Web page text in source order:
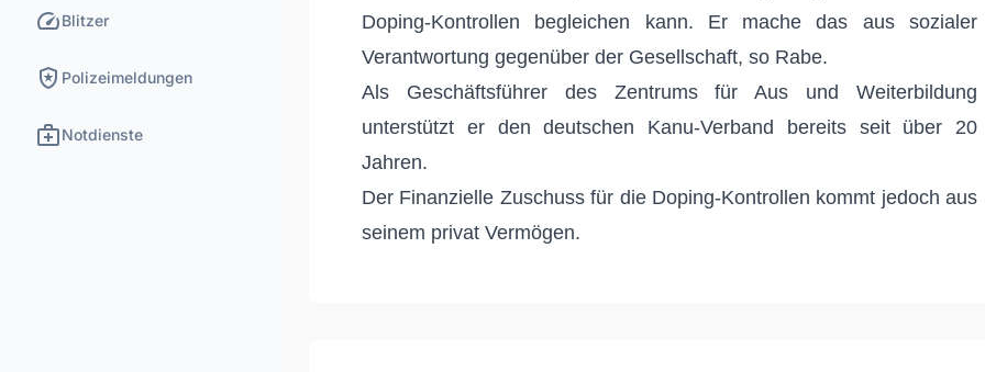
speedBlitzer
local_police Polizeimeldungen
medical_servicesNotdienste
Doping-Kontrollen begleichen kann. Er mache das aus sozialer
Verantwortung gegenüber der Gesellschaft, so Rabe.
Als Geschäftsführer des Zentrums für Aus und Weiterbildung
unterstützt er den deutschen Kanu-Verband bereits seit über 20
Jahren.
Der Finanzielle Zuschuss für die Doping-Kontrollen kommt jedoch aus
seinem privat Vermögen.